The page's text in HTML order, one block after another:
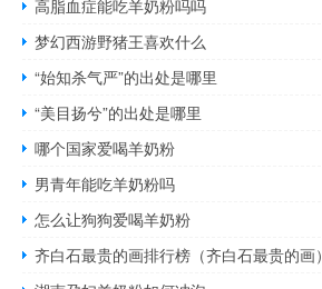
高脂血症能吃羊奶粉吗吗
梦幻西游野猪王喜欢什么
“始知杀气严”的出处是哪里
“美目扬兮”的出处是哪里
哪个国家爱喝羊奶粉
男青年能吃羊奶粉吗
怎么让狗狗爱喝羊奶粉
齐白石最贵的画排行榜（齐白石最贵的画）